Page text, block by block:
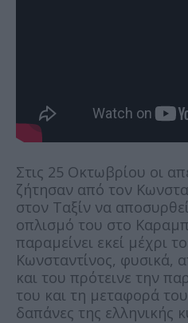
Στις 25 Οκτωβρίου οι
ζήτησαν από τον
στον Ταξίν να
οπλισμό του στο
παραμείνει εκεί μέχρι
Κωνσταντίνος, φυσικά,
και του πρότεινε την
του και τη μεταφορά
δαπάνες της ελληνικής